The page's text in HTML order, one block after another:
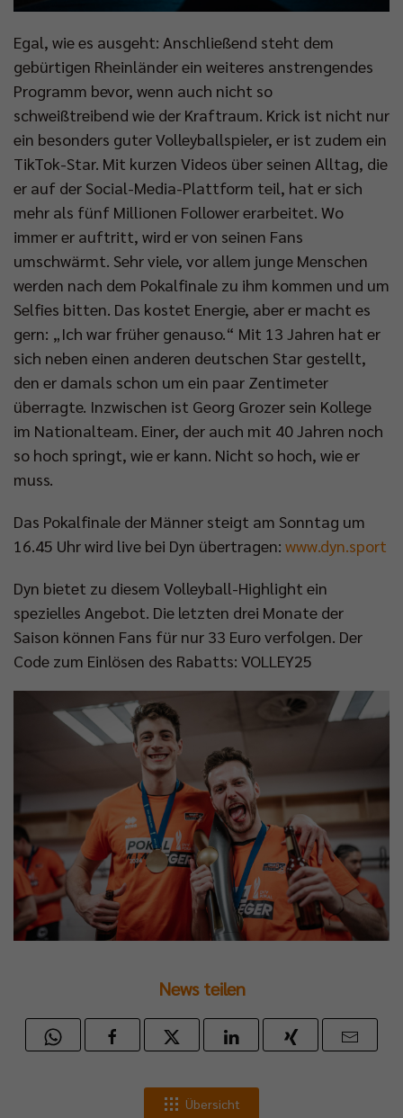
Egal, wie es ausgeht: Anschließend steht dem
gebürtigen Rheinländer ein weiteres anstrengendes
Programm bevor, wenn auch nicht so
schweißtreibend wie der Kraftraum. Krick ist nicht nur
ein besonders guter Volleyballspieler, er ist zudem ein
TikTok-Star. Mit kurzen Videos über seinen Alltag, die
er auf der Social-Media-Plattform teil, hat er sich
mehr als fünf Millionen Follower erarbeitet. Wo
immer er auftritt, wird er von seinen Fans
umschwärmt. Sehr viele, vor allem junge Menschen
werden nach dem Pokalfinale zu ihm kommen und um
Selfies bitten. Das kostet Energie, aber er macht es
gern: „Ich war früher genauso.“ Mit 13 Jahren hat er
sich neben einen anderen deutschen Star gestellt,
den er damals schon um ein paar Zentimeter
überragte. Inzwischen ist Georg Grozer sein Kollege
im Nationalteam. Einer, der auch mit 40 Jahren noch
so hoch springt, wie er kann. Nicht so hoch, wie er
muss.
Das Pokalfinale der Männer steigt am Sonntag um
16.45 Uhr wird live bei Dyn übertragen: www.dyn.sport
Dyn bietet zu diesem Volleyball-Highlight ein
spezielles Angebot. Die letzten drei Monate der
Saison können Fans für nur 33 Euro verfolgen. Der
Code zum Einlösen des Rabatts: VOLLEY25
News teilen
Übersicht